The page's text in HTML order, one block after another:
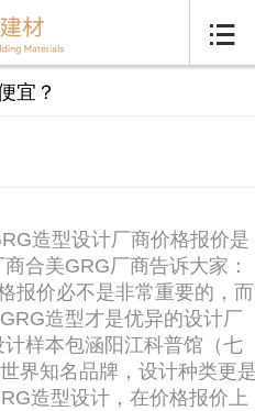

宜？
造型设计厂商价格报价是
合美GRG厂商告诉大家：
报价必不是非常重要的，而
造型才是优异的设计厂
样本包涵阳江科普馆（七
界知名品牌，设计种类更
造型设计，在价格报价上